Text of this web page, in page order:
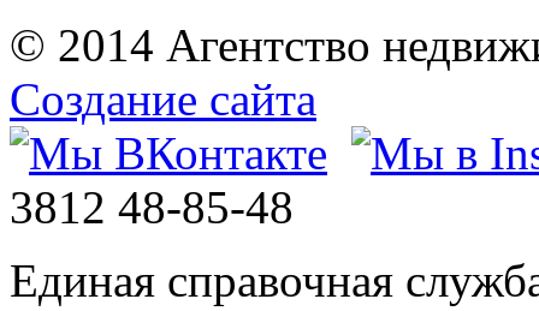
© 2014 Агентство
Создание сайта
3812 48-85-48
Единая справочная